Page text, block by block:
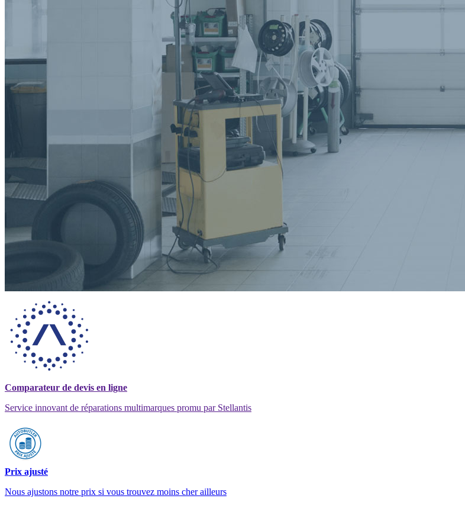
Comparateur de devis en ligne
Service innovant de réparations multimarques promu par Stellantis
Prix ajusté
Nous ajustons notre prix si vous trouvez moins cher ailleurs